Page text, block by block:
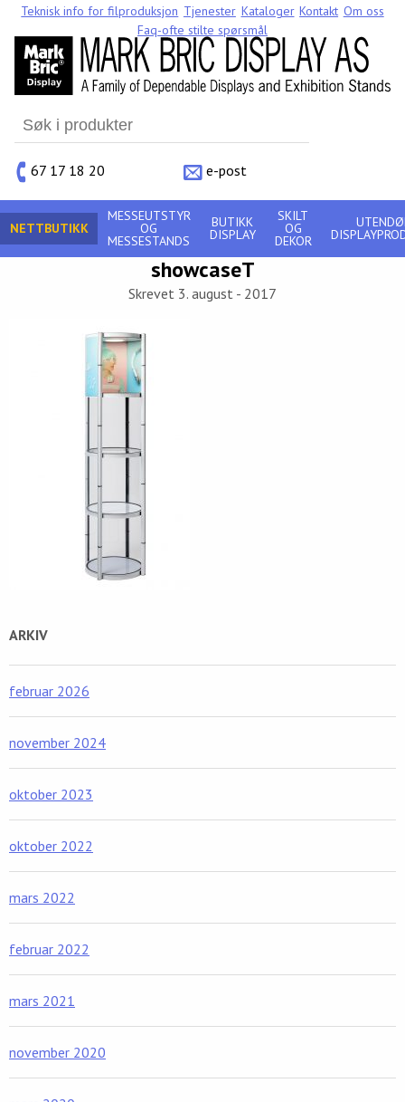
Search
for:
67 17 18 20
e-post
Teknisk info for filproduksjon Tjenester Kataloger Kontakt Om oss
Faq-ofte stilte spørsmål
NETTBUTIKK
MESSEUTSTYR
OG
MESSESTANDS
BUTIKK
DISPLAY
SKILT
OG
DEKOR
showcaseT
Skrevet 3. august - 2017
ARKIV
februar 2026
november 2024
oktober 2023
oktober 2022
mars 2022
februar 2022
mars 2021
november 2020